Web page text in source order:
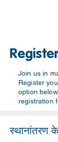
Join us in
Register
option
registration
स्थानांतरण